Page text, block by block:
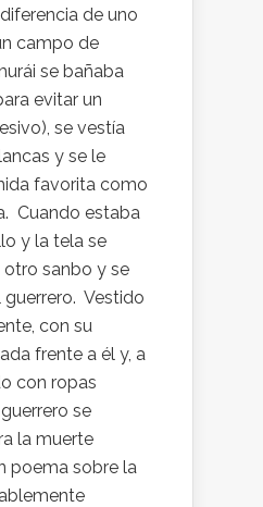
de uno
campo de
se bañaba
evitar un
se vestía
y se le
favorita como
Cuando estaba
y la tela se
sanbo y se
Vestido
con su
frente a él y, a
con ropas
se
la muerte
poema sobre la